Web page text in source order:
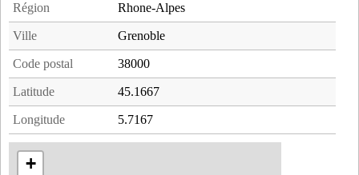
Région Rhone-Alpes
Ville Grenoble
Code postal 38000
Latitude 45.1667
Longitude 5.7167
+